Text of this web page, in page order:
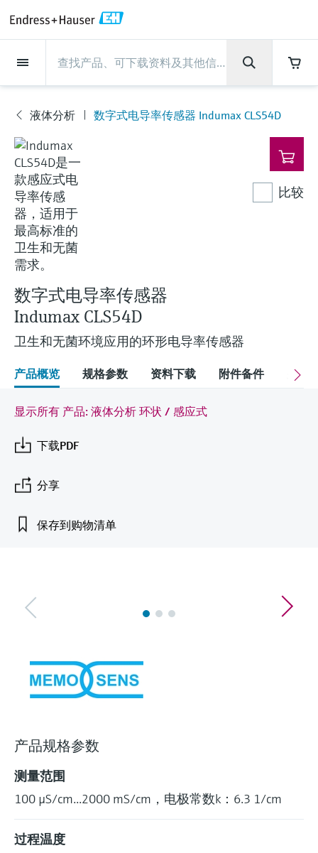
现场仪表
流量
物位测量
液体分析
温度测量
压力测量
系统产品
光学分析
Netilion IIoT
软件
产品工具
通过产品筛选，选择测量仪表
通过产品特性查找适当的测量设备、软件或
通过应用参数查找、选择并配置产品
备件查找工具
您可通过产品型号、订单代码或序列号，轻
流量
电磁流量计
科里奥利质量流量计
超声波流量计
涡街流量计
热式质量流量计
Differential pressure flow
measurement
选购全部
物位测量
雷达物位测量
Vibronic point level detection
导波雷达物位测量
超声波物位测量
电容物位测量
静压液位测量
Conductive level measurement
Float switch level measurement
放射线物位测量
阻旋料位开关
伺服液位测量
机电式物位测量
Level measurement with pressure
液体分析
pH电极和变送器
电导率传感器和变送器
浊度传感器和变送器
氯传感器和变送器
溶解氧传感器和变送器
实验室检测仪表和便携式pH计
全自动水质采样仪
TOC、COD和SAC分析仪
ORP电极和变送器
污泥界面传感器和变送器
营养盐分析仪和传感器
金属分析仪
微波传输测量原理
选购全部
温度测量
温度变送器
工业温度计
保护套管
高温型温度计
卫生型温度计
紧凑型温度计
温度开关
表面温度计
线缆式温度计
多点温度计
选购全部
压力测量
绝压和表压测量
差压测量
选购全部
系统产品
数据管理仪&数据记录仪
过程测控仪
电源和安全栅
WirelessHART解决方案
网关和调制解调器
设备配置用平板电脑
能量管理仪和应用管理仪
浪涌保护器
选购全部
光学分析
TDLAS和QF分析仪
拉曼光谱分析仪
排放监测解决方案
颗粒测量设备
数字分析仪解决方案
过程气体分析仪
空气质量测量装置
烟雾探测器
视距测量仪
超高探测器
选购全部
Netilion IIoT
Netilion Value
Netilion Health
Netilion Analytics
Netilion Library
Netilion Inventory
Netilion Connect
Netilion Device Viewer
Netilion Water
服务产品
Project and commissioning services
技术支持服务
仪表维护
仪表性能优化服务
View all
Project and commissioning
services
仪表调试服务
Industrial Project Management
Extended warranty
技术支持服务
远程技术支持
远程资产监控
Process Instrumentation Courses
仪表维护
验证服务
现场仪表校准服务
预防性维护服务
Repair of measuring instruments
仪表性能优化服务
校准报告分析
优化校准间隔时间
动态现场仪表评价和分析服务
行业应用
食品与饮料
水务和环境：保护 —— 节约 —— 提高
石油与天然气：促进能源转型，实
现净零目标
生命科学：创新技术助推卓越运营
化工：深化合作，助推可持续成功
电力与能源
采矿、矿物加工及冶金：打造可持
续的未来
公用工程：可靠使用蒸汽
所有行业的关注焦点
工业领域的可持续发展解决方案
决策级过程透明度，赋能卓越运营
支持
快速获取服务支持！
技术支持中心 —— Endress+Hauser提供全方
位服务，与您相伴前行
下载区
搜索和下载技术手册, 宣传资料, 出版物, 软
件更新, 视频, 证书等各类文件!
学习
学习中心
学习中心 - 探索Endress+Hauser学习平台上
的指导课程与资源，随时随地提升技能。
根据需要，从培训、研讨会、展会、峰会或
在线研讨会等各种活动中灵活选择。
公司
Endress+Hauser集团
生产中心
集团实力
客户案例
新闻与案例
活动和培训
您的Endress+Hauser职业生涯
Endress+Hauser集团
公司概况
Endress+Hauser在中国
恩德斯豪斯科技中国
财务业绩
集团管理层
发展历程
文化与价值观
可持续发展
关联公司
生产中心
物位和压力测量
Endress+Hauser流量
Endress+Hauser 液体分析
温度+系统产品
Endress+Hauser 数字解决方案
Endress+Hauser 光学分析
Endress+Hauser SICK
Endress+Hauser Technology China
集团实力
过程安全性
网络安全性
过程自动化项目流程
My Endress+Hauser
建立电子采购流程，从容应对未来
需求
新闻与案例
新闻与案例总览
所有文章
新闻稿
事实速览
媒体活动
活动和培训
培训
研讨会
展览会
在线研讨会和回放
峰会
线下活动
查找市场活动及培训
您的Endress+Hauser职业生
涯
Explore open positions
在Endress+Hauser工作
更多工作机会
德国耶拿分析仪器公司的工作机会
IST创新传感器技术公司的工作机
会
Endress+Hauser SICK
场
仪
表
液体分析 数字式电导率传感器 Indumax CLS54D
数字式电导率传感器
Indumax CLS54D
卫生和无菌环境应用的环形电导率传感器
比较
产品概览 规格参数 资料下载 附件备件 关联
显示所有 产品: 液体分析 环状 / 感应式
下载PDF
分享
保存到购物清单
产品规格参数
测量范围
100 µS/cm...2000 mS/cm，电极常数k：6.3 1/cm
过程温度